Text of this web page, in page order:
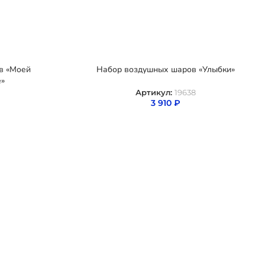
«Моей
Набор воздушных шаров «Улыбки»
Артикул: 19638
3 910 ₽